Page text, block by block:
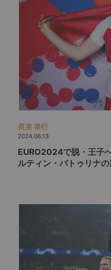
長束 恭行
2024.06.13
EURO2024で脱・王子
ルティン・バトゥリナ